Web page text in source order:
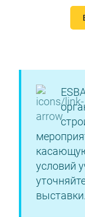
условий
выставки.